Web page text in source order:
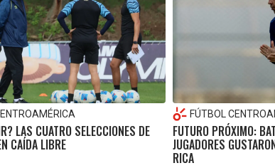
LAS CUATRO SELECCIONES DE
CAÍDA LIBRE
FÚTBOL
FUTURO PRÓXIMO:
JUGADORES
RICA